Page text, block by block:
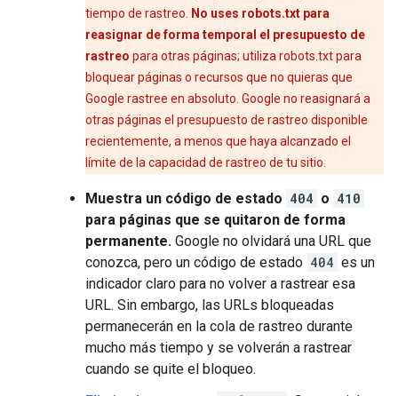
tiempo de rastreo.
No uses robots.txt para
reasignar de forma temporal el presupuesto de
rastreo para otras páginas; utiliza robots.txt para
bloquear páginas o recursos que no quieras que
Google rastree en absoluto. Google no reasignará a
otras páginas el presupuesto de rastreo disponible
recientemente, a menos que haya alcanzado el
límite de la capacidad de rastreo de tu sitio.
Muestra un código de estado 404 o 410
para páginas que se quitaron de forma
permanente. Google no olvidará una URL que
conozca, pero un código de estado 404 es un
indicador claro para no volver a rastrear esa
URL. Sin embargo, las URLs bloqueadas
permanecerán en la cola de rastreo durante
mucho más tiempo y se volverán a rastrear
cuando se quite el bloqueo.